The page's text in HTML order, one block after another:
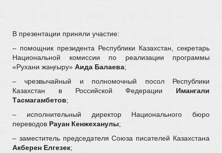
В презентации приняли участие:
– помощник президента Республики Казахстан, секретарь
Национальной комиссии по реализации программы
«Рухани жаңғыру» Аида Балаева;
– чрезвычайный и полномочный посол Республики
Казахстан в Российской Федерации Имангали
Тасмагамбетов;
– исполнительный директор Национального бюро
переводов Рауан Кенжеханулы;
– заместитель председателя Союза писателей Казахстана
Акберен Елгезек;